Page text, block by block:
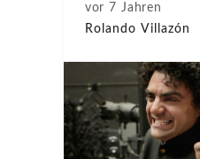
vor 7 Jahren
Rolando Villazón